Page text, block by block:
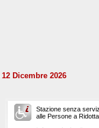
Dicembre 2026
Stazione senza
alle Persone a